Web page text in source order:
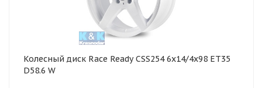
Колесный диск Race Ready CSS254 6x14/4x98 ET35
D58.6 W